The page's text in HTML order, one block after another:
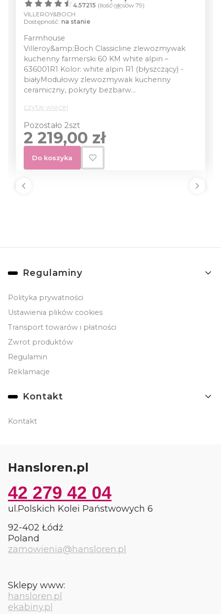
4.57215 (Ilość głosów 79)
VILLEROY&BOCH
Dostępność: na stanie
Farmhouse
Villeroy&amp;Boch Classicline zlewozmywak
kuchenny farmerski 60 KM white alpin –
636001R1 Kolor: white alpin R1 (błyszczący) -
białyModułowy zlewozmywak kuchenny
ceramiczny, pokryty bezbarw...
czytaj więcej
Pozostało 2szt
Cena
2 219,00 zł
Do koszyka
Linki w stopce
Regulaminy
Polityka prywatności
Ustawienia plików cookies
Transport towarów i płatności
Zwrot produktów
Regulamin
Reklamacje
Kontakt
Kontakt
Hansloren.pl
42 279 42 04
ul.Polskich Kolei Państwowych 6
92-402 Łódź
Poland
zamowienia@hansloren.pl
Sklepy www:
hansloren.pl
ekabiny.pl